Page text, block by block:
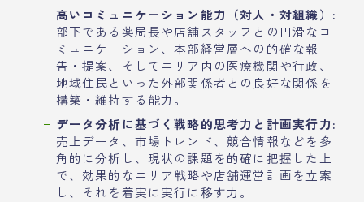
高いコミュニケーション能力（対人・対組織）:
部下である薬局長や店舗スタッフとの円滑なコ
ミュニケーション、本部経営層への的確な報
告・提案、そしてエリア内の医療機関や行政、
地域住民といった外部関係者との良好な関係を
構築・維持する能力。
データ分析に基づく戦略的思考力と計画実行力:
売上データ、市場トレンド、競合情報などを多
角的に分析し、現状の課題を的確に把握した上
で、効果的なエリア戦略や店舗運営計画を立案
し、それを着実に実行に移す力。